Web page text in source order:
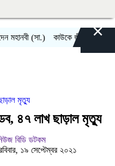
(সা.) কাউকে জীবনসঙ্গী×
মৃত্যু
৪৭ লাখ ছাড়াল মৃত্যু
বিডি ডটকম
১৯ সেপ্টেম্বর ২০২১